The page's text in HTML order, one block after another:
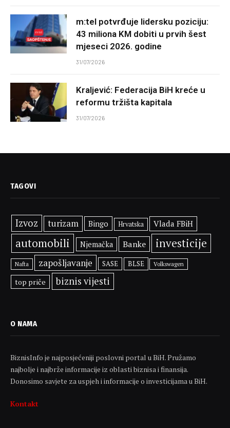
m:tel potvrđuje lidersku poziciju:
43 miliona KM dobiti u prvih šest
mjeseci 2026. godine
31/07/2026
Kraljević: Federacija BiH kreće u
reformu tržišta kapitala
31/07/2026
TAGOVI
Izvoz turizam Bingo Hrvatska Vlada FBiH
automobili Njemačka Banke investicije
Nafta zapošljavanje SASE BLSE Volkswagen
top priče biznis vijesti
O NAMA
BiznisInfo je najposjećeniji poslovni portal u BiH. Pružamo
najbolje i najbrže informacije iz oblasti biznisa i finansija.
Donosimo savjete za uspjeh i informacije o investicijama u BiH.
Kontakt